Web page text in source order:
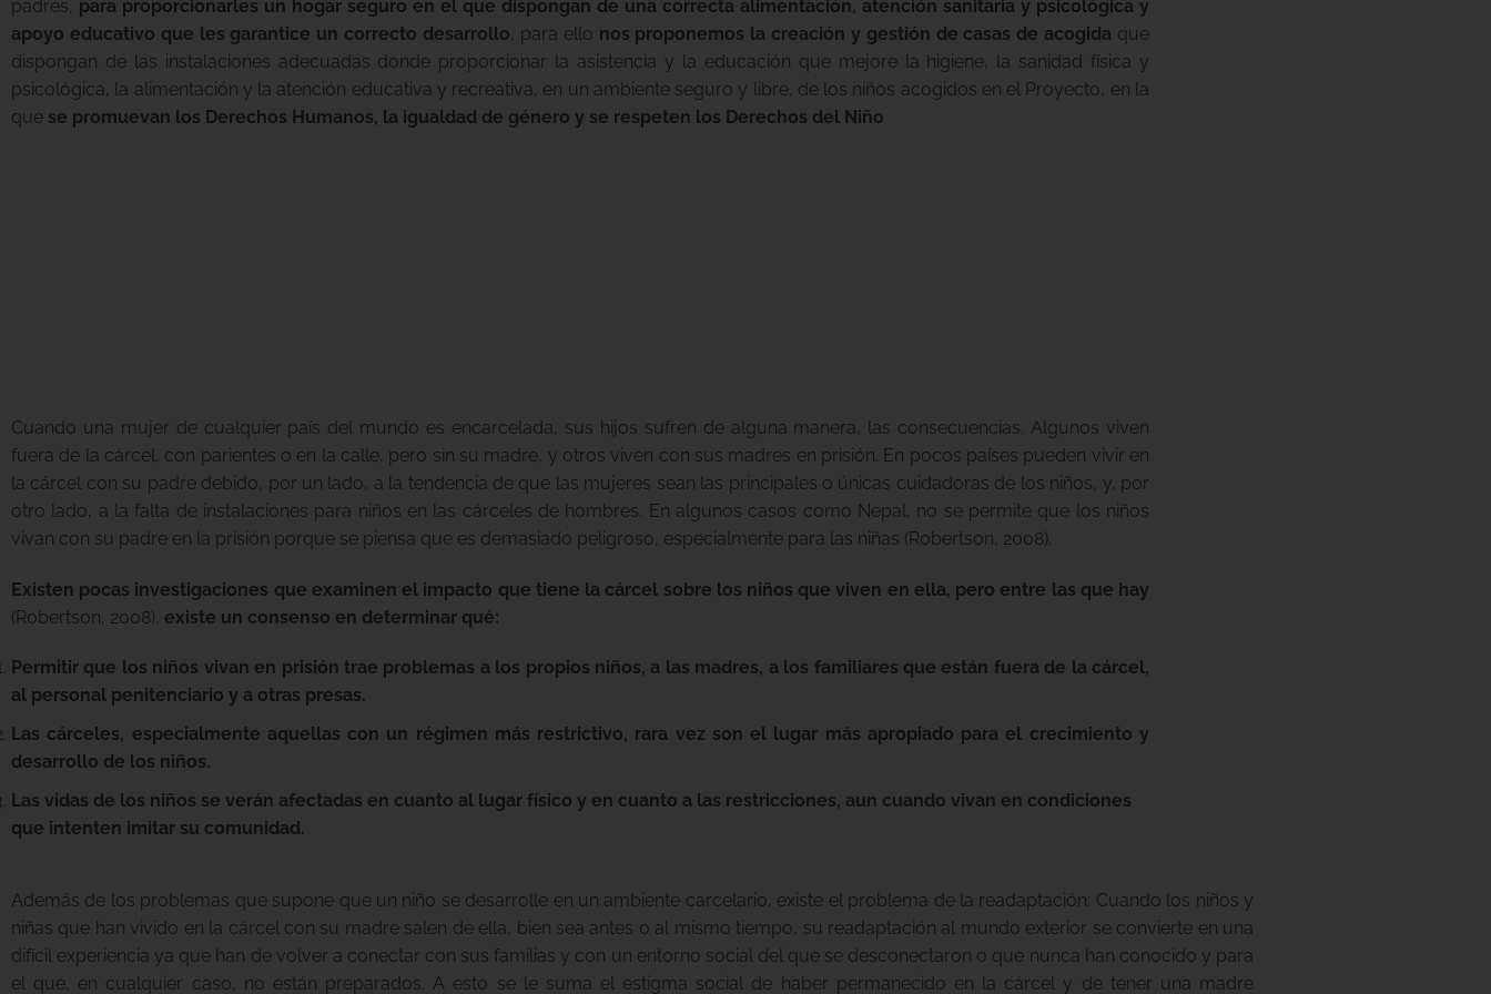
padres, para proporcionarles un hogar seguro en el que dispongan de una correcta alimentación, atención sanitaria y psicológica y
apoyo educativo que les garantice un correcto desarrollo, para ello nos proponemos la creación y gestión de casas de acogida que
dispongan de las instalaciones adecuadas donde proporcionar la asistencia y la educación que mejore la higiene, la sanidad física y
psicológica, la alimentación y la atención educativa y recreativa, en un ambiente seguro y libre, de los niños acogidos en el Proyecto, en la
que se promuevan los Derechos Humanos, la igualdad de género y se respeten los Derechos del Niño
Cuando una mujer de cualquier país del mundo es encarcelada, sus hijos sufren de alguna manera, las consecuencias. Algunos viven
fuera de la cárcel, con parientes o en la calle, pero sin su madre, y otros viven con sus madres en prisión. En pocos países pueden vivir en
la cárcel con su padre debido, por un lado, a la tendencia de que las mujeres sean las principales o únicas cuidadoras de los niños, y, por
otro lado, a la falta de instalaciones para niños en las cárceles de hombres. En algunos casos como Nepal, no se permite que los niños
vivan con su padre en la prisión porque se piensa que es demasiado peligroso, especialmente para las niñas (Robertson, 2008).
Existen pocas investigaciones que examinen el impacto que tiene la cárcel sobre los niños que viven en ella, pero entre las que hay
(Robertson, 2008), existe un consenso en determinar qué:
Permitir que los niños vivan en prisión trae problemas a los propios niños, a las madres, a los familiares que están fuera de la cárcel,
al personal penitenciario y a otras presas.
Las cárceles, especialmente aquellas con un régimen más restrictivo, rara vez son el lugar más apropiado para el crecimiento y
desarrollo de los niños.
Las vidas de los niños se verán afectadas en cuanto al lugar físico y en cuanto a las restricciones, aun cuando vivan en condiciones
que intenten imitar su comunidad.
Además de los problemas que supone que un niño se desarrolle en un ambiente carcelario, existe el problema de la readaptación: Cuando los niños y
niñas que han vivido en la cárcel con su madre salen de ella, bien sea antes o al mismo tiempo, su readaptación al mundo exterior se convierte en una
difícil experiencia ya que han de volver a conectar con sus familias y con un entorno social del que se desconectaron o que nunca han conocido y para
el que, en cualquier caso, no están preparados. A esto se le suma el estigma social de haber permanecido en la cárcel y de tener una madre